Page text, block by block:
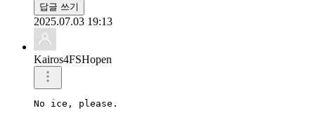
답글 쓰기
2025.07.03 19:13
Kairos4FSHopen
No ice, please.